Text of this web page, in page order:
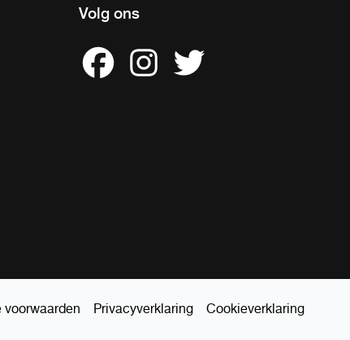
Volg ons
Privacyverklaring Cookieverklaring